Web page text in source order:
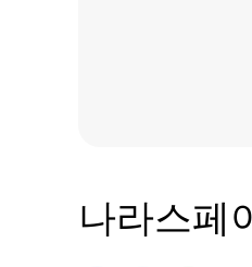
나라스페